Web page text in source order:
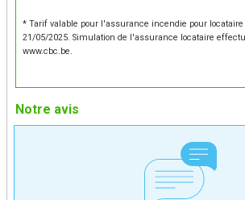
* Tarif valable pour l'assurance incendie pour locataire
21/05/2025. Simulation de l'assurance locataire
www.cbc.be.
Notre avis